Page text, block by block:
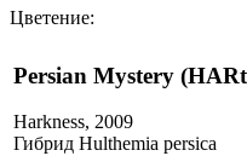
Цветение:
Persian Mystery
Harkness, 2009
Гибрид Hulthemia persica